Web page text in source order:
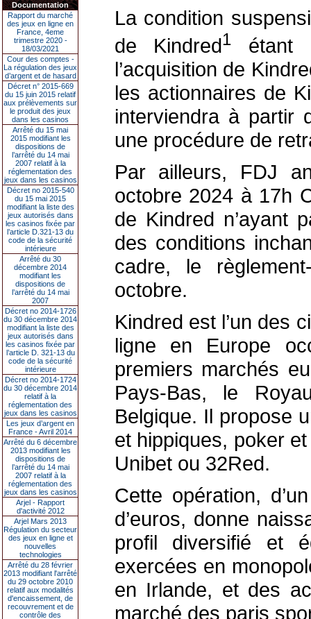
Documentation
Rapport du marché
des jeux en ligne en
France, 4eme
trimestre 2020 -
18/03/2021
Cour des comptes -
La régulation des jeux
d’argent et de hasard
Décret n° 2015-669
du 15 juin 2015 relatif
aux prélèvements sur
le produit des jeux
dans les casinos
Arrêté du 15 mai
2015 modifiant les
dispositions de
l’arrêté du 14 mai
2007 relatif à la
réglementation des
jeux dans les casinos
Décret no 2015-540
du 15 mai 2015
modifiant la liste des
jeux autorisés dans
les casinos fixée par
l’article D.321-13 du
code de la sécurité
intérieure
Arrêté du 30
décembre 2014
modifiant les
dispositions de
l’arrêté du 14 mai
2007
Décret no 2014-1726
du 30 décembre 2014
modifiant la liste des
jeux autorisés dans
les casinos fixée par
l’article D. 321-13 du
code de la sécurité
intérieure
Décret no 2014-1724
du 30 décembre 2014
relatif à la
réglementation des
jeux dans les casinos
Les jeux d’argent en
France - Avril 2014
Arrêté du 6 décembre
2013 modifiant les
dispositions de
l’arrêté du 14 mai
2007 relatif à la
réglementation des
jeux dans les casinos
Arjel - Rapport
d'activité 2012
Arjel Mars 2013
Régulation du secteur
des jeux en ligne et
nouvelles
technologies
Arrêté du 28 février
2013 modifiant l'arrêté
du 29 octobre 2010
relatif aux modalités
d'encaissement, de
recouvrement et de
contrôle des
La condition
de Kindred1
étant
l’acquisition de
les actionnaires de
interviendra à
une procédure de
Par ailleurs, FDJ
octobre 2024 à 17h
de Kindred n’ayant
des conditions
cadre, le
octobre.
Kindred est l’un des
ligne en Europe
premiers marchés
Pays-Bas, le
Belgique. Il propose
et hippiques, poker
Unibet ou 32Red.
Cette opération,
d’euros, donne
profil diversifié et
exercées en
en Irlande, et des
marché des paris